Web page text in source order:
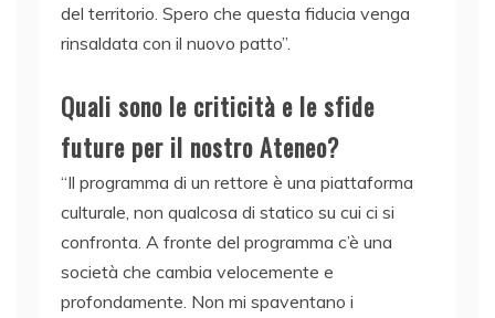
del territorio. Spero che questa fiducia venga
rinsaldata con il nuovo patto”.
Quali sono le criticità e le sfide
future per il nostro Ateneo?
“Il programma di un rettore è una piattaforma
culturale, non qualcosa di statico su cui ci si
confronta. A fronte del programma c’è una
società che cambia velocemente e
profondamente. Non mi spaventano i